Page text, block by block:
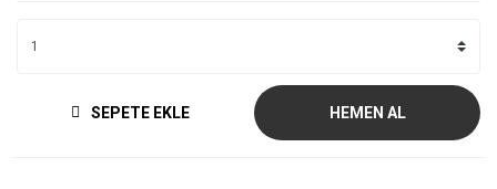
SEPETE EKLE HEMEN AL